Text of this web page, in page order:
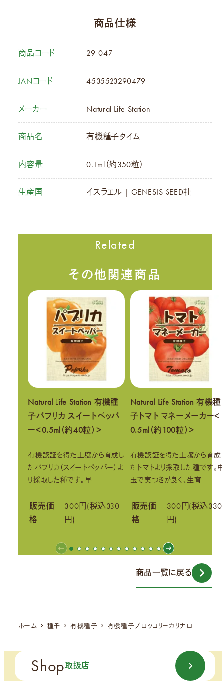
商品仕様
商品コード 29-047
JANコード 4535523290479
メーカー Natural Life Station
商品名 有機種子タイム
内容量 0.1ml（約350粒）
生産国 イスラエル | GENESIS SEED社
Related
その他関連商品
Natural Life Station 有機種
子パプリカ スイートペッパ
ー＜0.5ml（約40粒）＞
有機認証を得た土壌から育成し
たパプリカ（スイートペッパー）よ
り採取した種です。早…
販売価
格
300円(税込330
円)
Natural Life Station 有機種
子トマト マネーメーカー＜
0.5ml（約100粒）＞
有機認証を得た土壌から育成
たトマトより採取した種です。
玉で実つきが良く、生育…
販売価
格
300円(税込330
円)
商品一覧に戻る
ホーム 種子 有機種子 有機種子ブロッコリーカリナロ
Shop取扱店